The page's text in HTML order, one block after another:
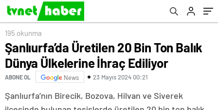
195 okunma
Şanlıurfa’da Üretilen 20 Bin Ton Balık
Dünya Ülkelerine İhraç Ediliyor
ABONE OL News 23 Mayıs 2024 00:21
Şanlıurfa’nın Birecik, Bozova, Hilvan ve Siverek